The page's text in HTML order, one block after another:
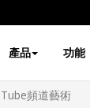
產品 功能
頻道藝術